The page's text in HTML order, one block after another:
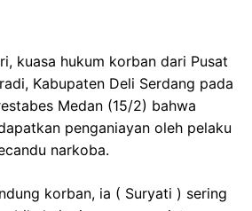
kuasa hukum korban dari Pusat
Kabupaten Deli Serdang pada
Medan (15/2) bahwa
penganiayan oleh pelaku
narkoba.
korban, ia ( Suryati ) sering